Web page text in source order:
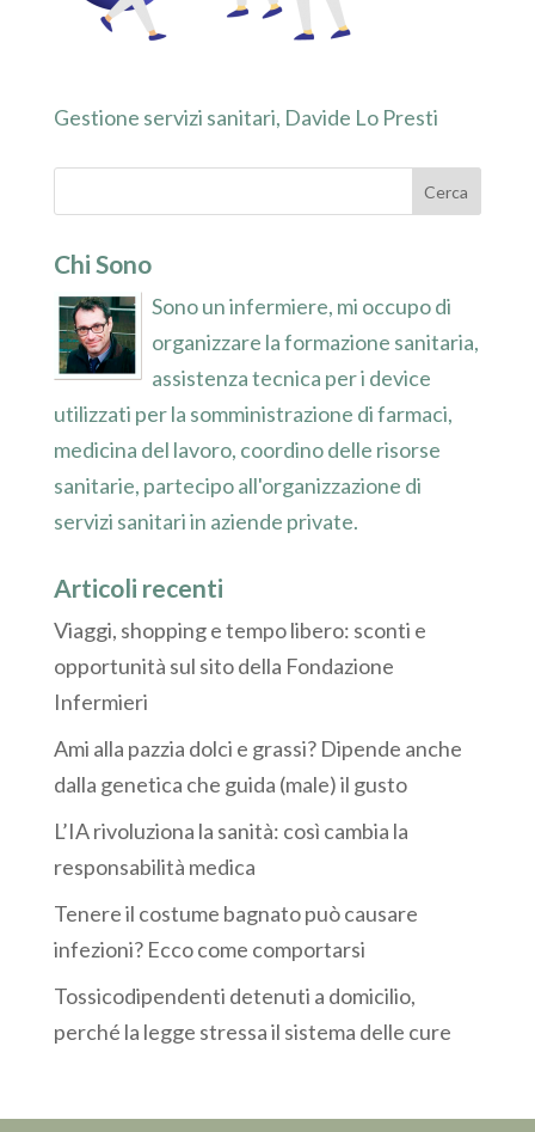
Gestione servizi sanitari, Davide Lo Presti
Chi Sono
Sono un infermiere, mi occupo di
organizzare la formazione sanitaria,
assistenza tecnica per i device
utilizzati per la somministrazione di farmaci,
medicina del lavoro, coordino delle risorse
sanitarie, partecipo all'organizzazione di
servizi sanitari in aziende private.
Articoli recenti
Viaggi, shopping e tempo libero: sconti e
opportunità sul sito della Fondazione
Infermieri
Ami alla pazzia dolci e grassi? Dipende anche
dalla genetica che guida (male) il gusto
L’IA rivoluziona la sanità: così cambia la
responsabilità medica
Tenere il costume bagnato può causare
infezioni? Ecco come comportarsi
Tossicodipendenti detenuti a domicilio,
perché la legge stressa il sistema delle cure